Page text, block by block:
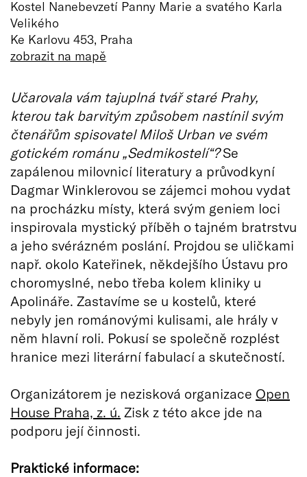
Kostel Nanebevzetí Panny Marie a svatého Karla
Velikého
Ke Karlovu 453, Praha
zobrazit na mapě
Učarovala vám tajuplná tvář staré Prahy,
kterou tak barvitým způsobem nastínil svým
čtenářům spisovatel Miloš Urban ve svém
gotickém románu „Sedmikostelí“?Se
zapálenou milovnicí literatury a průvodkyní
Dagmar Winklerovou se zájemci mohou vydat
na procházku místy, která svým geniem loci
inspirovala mystický příběh o tajném bratrstvu
a jeho svérázném poslání. Projdou se uličkami
např. okolo Kateřinek, někdejšího Ústavu pro
choromyslné, nebo třeba kolem kliniky u
Apolináře. Zastavíme se u kostelů, které
nebyly jen románovými kulisami, ale hrály v
něm hlavní roli. Pokusí se společně rozplést
hranice mezi literární fabulací a skutečností.
Organizátorem je nezisková organizace Open
House Praha, z. ú. Zisk z této akce jde na
podporu její činnosti.
Praktické informace: